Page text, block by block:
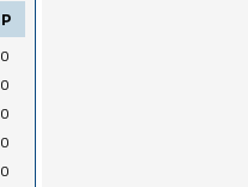
P
0
0
0
0
0